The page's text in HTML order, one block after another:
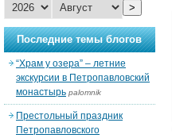
>
Последние темы блогов
“Храм у озера” – летние
экскурсии в Петропавловский
монастырь palomnik
Престольный праздник
Петропавловского